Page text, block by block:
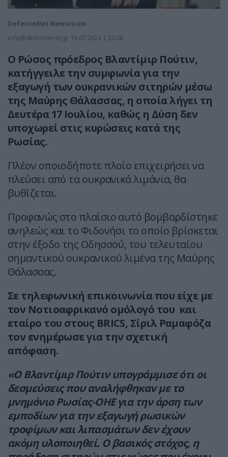
DefenceNet Newsroom
info@defencenet.gr 15.07.2023 | 20:08
Ο Ρώσος πρόεδρος Βλαντίμιρ Πούτιν,
κατήγγειλε την συμφωνία για την
εξαγωγή των ουκρανικών σιτηρών μέσω
της Μαύρης Θάλασσας, η οποία λήγει τη
Δευτέρα 17 Ιουλίου, καθώς η Δύση δεν
υποχωρεί στις κυρώσεις κατά της
Ρωσίας.
Πλέον οποιοδήποτε πλοίο επιχειρήσει να
πλεύσει από τα ουκρανικά λιμάνια, θα
βυθίζεται.
Προφανώς στο πλαίσιο αυτό βομβαρδίστηκε
ανηλεώς και το Φιδονήσι το οποίο βρίσκεται
στην έξοδο της Οδησσού, του τελευταίου
σημαντικού ουκρανικού λιμένα της Μαύρης
Θάλασσας.
Σε τηλεφωνική επικοινωνία που είχε με
τον Νοτιοαφρικανό ομόλογό του και
εταίρο του στους BRICS, Σίριλ Ραμαφόζα
τον ενημέρωσε για την σχετική
απόφαση.
«Ο Βλαντίμιρ Πούτιν υπογράμμισε ότι οι
δεσμεύσεις που αναλήφθηκαν με το
μνημόνιο Ρωσίας-ΟΗΕ για την άρση των
εμποδίων για την εξαγωγή ρωσικών
τροφίμων και λιπασμάτων δεν έχουν
ακόμη υλοποιηθεί. Ο βασικός στόχος, η